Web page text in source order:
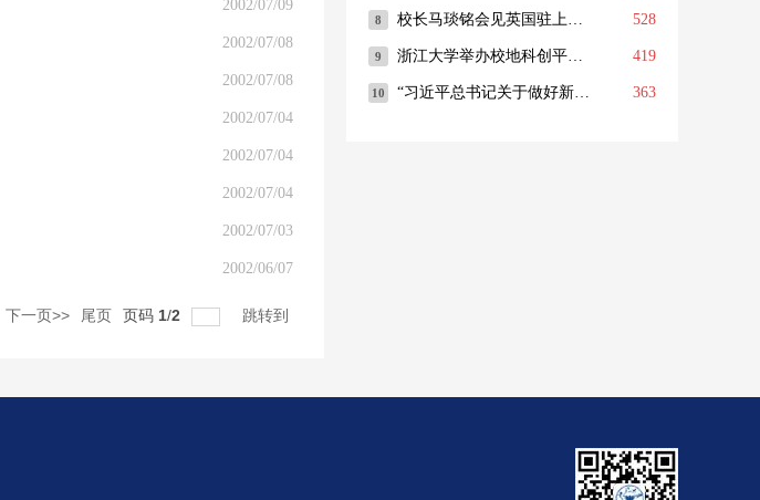
2002/07/09
2002/07/08
2002/07/08
2002/07/04
2002/07/04
2002/07/04
2002/07/03
2002/06/07
下一页>> 尾页 页码 1/2 跳转到